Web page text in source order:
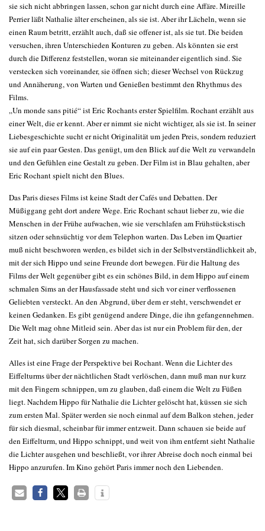
sie sich nicht abbringen lassen, schon gar nicht durch eine Affäre. Mireille
Perrier läßt Nathalie älter erscheinen, als sie ist. Aber ihr Lächeln, wenn sie
einen Raum betritt, erzählt auch, daß sie offener ist, als sie tut. Die beiden
versuchen, ihren Unterschieden Konturen zu geben. Als könnten sie erst
durch die Differenz feststellen, woran sie miteinander eigentlich sind. Sie
verstecken sich voreinander, sie öffnen sich; dieser Wechsel von Rückzug
und Annäherung, von Warten und Genießen bestimmt den Rhythmus des
Films.
„Un monde sans pitié“ ist Eric Rochants erster Spielfilm. Rochant erzählt aus
einer Welt, die er kennt. Aber er nimmt sie nicht wichtiger, als sie ist. In seiner
Liebesgeschichte sucht er nicht Originalität um jeden Preis, sondern reduziert
sie auf ein paar Gesten. Das genügt, um den Blick auf die Welt zu verwandeln
und den Gefühlen eine Gestalt zu geben. Der Film ist in Blau gehalten, aber
Eric Rochant spielt nicht den Blues.
Das Paris dieses Films ist keine Stadt der Cafés und Debatten. Der
Müßiggang geht dort andere Wege. Eric Rochant schaut lieber zu, wie die
Menschen in der Frühe aufwachen, wie sie verschlafen am Frühstückstisch
sitzen oder sehnsüchtig vor dem Telephon warten. Das Leben im Quartier
muß nicht beschworen werden, es bildet sich in der Selbstverständlichkeit ab,
mit der sich Hippo und seine Freunde dort bewegen. Für die Haltung des
Films der Welt gegenüber gibt es ein schönes Bild, in dem Hippo auf einem
schmalen Sims an der Hausfassade steht und sich vor einer verflossenen
Geliebten versteckt. An den Abgrund, über dem er steht, verschwendet er
keinen Gedanken. Es gibt genügend andere Dinge, die ihn gefangennehmen.
Die Welt mag ohne Mitleid sein. Aber das ist nur ein Problem für den, der
Zeit hat, sich darüber Sorgen zu machen.
Alles ist eine Frage der Perspektive bei Rochant. Wenn die Lichter des
Eiffelturms über der nächtlichen Stadt verlöschen, dann muß man nur kurz
mit den Fingern schnippen, um zu glauben, daß einem die Welt zu Füßen
liegt. Nachdem Hippo für Nathalie die Lichter gelöscht hat, küssen sie sich
zum ersten Mal. Später werden sie noch einmal auf dem Balkon stehen, jeder
für sich diesmal, scheinbar für immer entzweit. Dann schauen sie beide auf
den Eiffelturm, und Hippo schnippt, und weit von ihm entfernt sieht Nathalie
die Lichter ausgehen und beschließt, vor ihrer Abreise doch noch einmal bei
Hippo anzurufen. Im Kino gehört Paris immer noch den Liebenden.